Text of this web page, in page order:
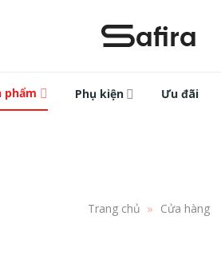
phẩm Phụ kiện Ưu đãi
Trang chủ » Cửa hàng